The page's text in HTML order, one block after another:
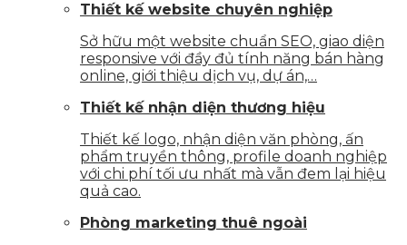
Thiết kế website chuyên nghiệp
Sở hữu một website chuẩn SEO, giao diện
responsive với đầy đủ tính năng bán hàng
online, giới thiệu dịch vụ, dự án,…
Thiết kế nhận diện thương hiệu
Thiết kế logo, nhận diện văn phòng, ấn
phẩm truyền thông, profile doanh nghiệp
với chi phí tối ưu nhất mà vẫn đem lại hiệu
quả cao.
Phòng marketing thuê ngoài